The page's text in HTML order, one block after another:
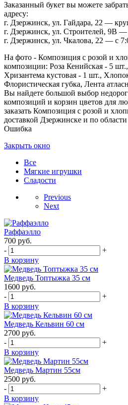
Заказанный букет вы можете
адресу:
г. Дзержинск, ул. Гайдара, 22 —
г. Дзержинск, ул. Строителей, 9В
г. Дзержинск, ул. Чкалова, 22 — с
На фото - Композиция с розой и
композиции: Роза Кенийская - 5
Хризантема кустовая - 1 шт.,
Флористическая губка, Лента
Вы найдете большой выбор
композиций и корзин цветов для
заказать Композиция с розой и
доставкой Дзержинске и по области
Ошибка
Закрыть окно
Все
Мягкие игрушки
Сладости
Previous
Next
Раффаэлло
700 руб.
-
+
В корзину
Медведь Топтыжка 35 см
1600 руб.
-
+
В корзину
Медведь Кельвин 60 см
2700 руб.
-
+
В корзину
Медведь Мартин 55см
2500 руб.
-
+
В корзину